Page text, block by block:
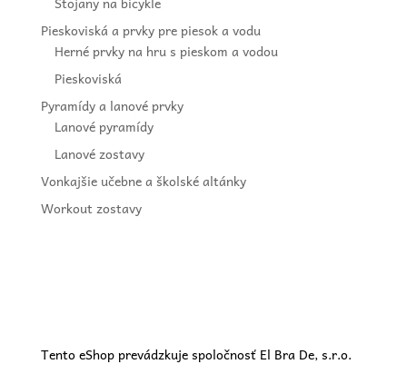
Pieskoviská a prvky pre piesok a vodu
Herné prvky na hru s pieskom a vodou
Pieskoviská
Pyramídy a lanové prvky
Lanové pyramídy
Lanové zostavy
Vonkajšie učebne a školské altánky
Workout zostavy
Tento eShop prevádzkuje spoločnosť El Bra De, s.r.o.